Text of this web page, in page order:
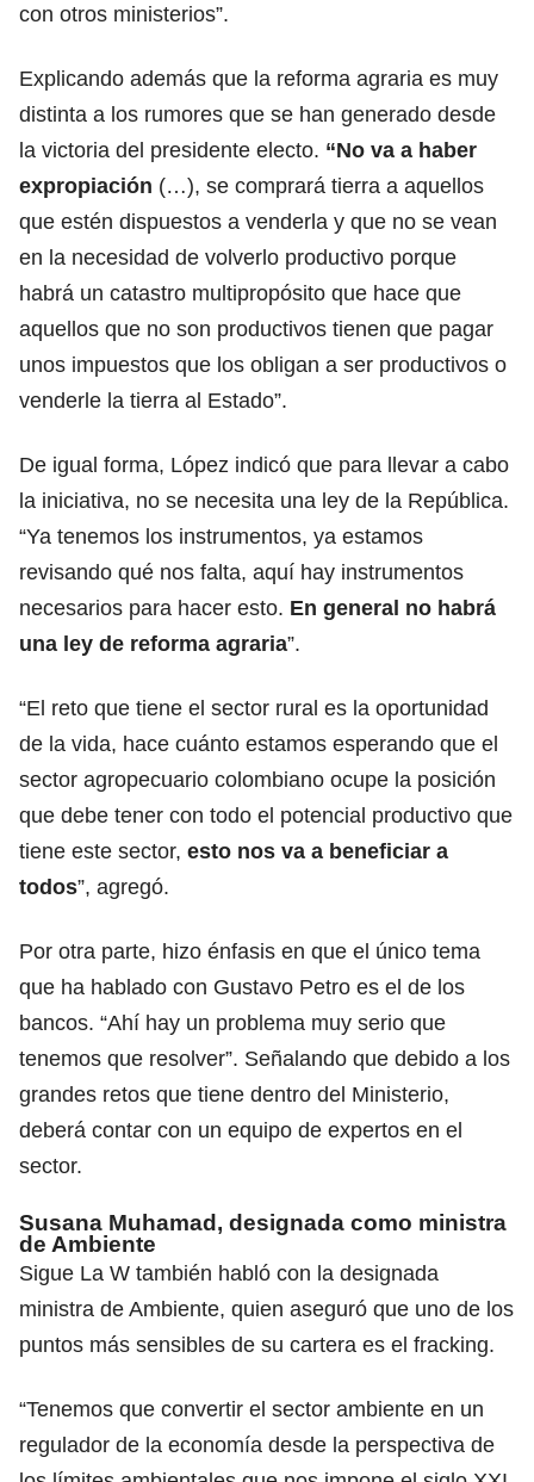
con otros ministerios”.
Explicando además que la reforma agraria es muy
distinta a los rumores que se han generado desde
la victoria del presidente electo. “No va a haber
expropiación (…), se comprará tierra a aquellos
que estén dispuestos a venderla y que no se vean
en la necesidad de volverlo productivo porque
habrá un catastro multipropósito que hace que
aquellos que no son productivos tienen que pagar
unos impuestos que los obligan a ser productivos o
venderle la tierra al Estado”.
De igual forma, López indicó que para llevar a cabo
la iniciativa, no se necesita una ley de la República.
“Ya tenemos los instrumentos, ya estamos
revisando qué nos falta, aquí hay instrumentos
necesarios para hacer esto. En general no habrá
una ley de reforma agraria”.
“El reto que tiene el sector rural es la oportunidad
de la vida, hace cuánto estamos esperando que el
sector agropecuario colombiano ocupe la posición
que debe tener con todo el potencial productivo que
tiene este sector, esto nos va a beneficiar a
todos”, agregó.
Por otra parte, hizo énfasis en que el único tema
que ha hablado con Gustavo Petro es el de los
bancos. “Ahí hay un problema muy serio que
tenemos que resolver”. Señalando que debido a los
grandes retos que tiene dentro del Ministerio,
deberá contar con un equipo de expertos en el
sector.
Susana Muhamad, designada como ministra
de Ambiente
Sigue La W también habló con la designada
ministra de Ambiente, quien aseguró que uno de los
puntos más sensibles de su cartera es el fracking.
“Tenemos que convertir el sector ambiente en un
regulador de la economía desde la perspectiva de